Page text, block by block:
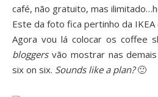
café, não gratuito, mas
Este da foto fica pertinho da IKEA
Agora vou lá colocar os coffee
bloggersvão mostrar nas
six on six. Sounds like a plan?🙂